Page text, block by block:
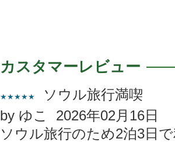
カスタマーレビュー
★★★★★
ソウル旅行満喫
by ゆこ 2026年02月16日
ソウル旅行のため2泊3日